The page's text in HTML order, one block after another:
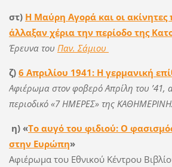
στ) Η Μαύρη Αγορά και οι ακίνητες
άλλαξαν χέρια την περίοδο της
Έρευνα του Παν. Σάμιου
ζ) 6 Απριλίου 1941: Η γερμανική
Αφιέρωμα στον φοβερό Απρίλη του ’41,
περιοδικό «7 ΗΜΕΡΕΣ» της
η) «Το αυγό του φιδιού: Ο
στην Ευρώπη»
Αφιέρωμα του Εθνικού Κέντρου